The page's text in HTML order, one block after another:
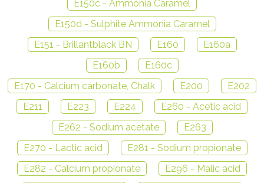
E150c - Ammonia Caramel
E150d - Sulphite Ammonia Caramel
E151 - Brillantblack BN
E160
E160a
E160b
E160c
E170 - Calcium carbonate, Chalk
E200
E202
E211
E223 E224
E260 - Acetic acid
E262 - Sodium acetate
E263
E270 - Lactic acid
E281 - Sodium propionate
E282 - Calcium propionate
E296 - Malic acid